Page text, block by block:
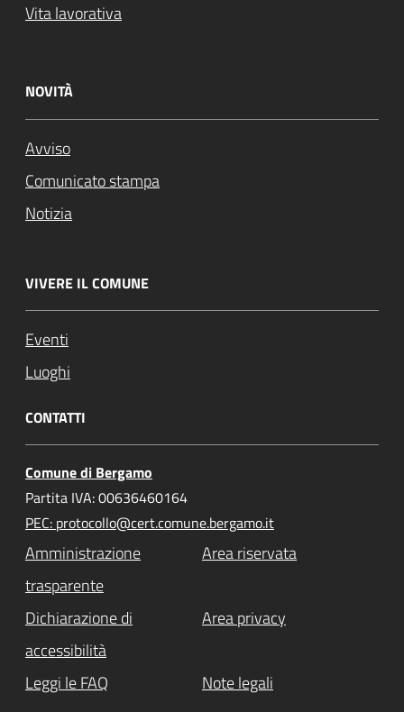
Vita lavorativa
NOVITÀ
Avviso
Comunicato stampa
Notizia
VIVERE IL COMUNE
Eventi
Luoghi
CONTATTI
Comune di Bergamo
Partita IVA: 00636460164
PEC: protocollo@cert.comune.bergamo.it
Amministrazione
trasparente
Area riservata
Dichiarazione di
accessibilità
Area privacy
Leggi le FAQ Note legali